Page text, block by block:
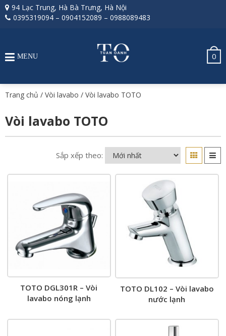
94 Lạc Trung, Hà Bà Trưng, Hà Nội
0395319094 – 0904152089 – 0988089483
0
MENU
Trang chủ / Vòi lavabo / Vòi lavabo TOTO
Vòi lavabo TOTO
Sắp xếp theo:
TOTO DGL301R – Vòi
lavabo nóng lạnh
TOTO DL102 – Vòi lavabo
nước lạnh